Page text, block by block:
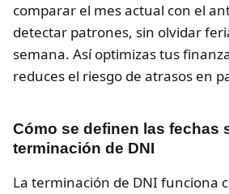
comparar el mes actual con el
detectar patrones, sin olvidar
semana. Así optimizas tus
reduces el riesgo de atrasos en
Cómo se definen las fechas
terminación de DNI
La terminación de DNI funciona